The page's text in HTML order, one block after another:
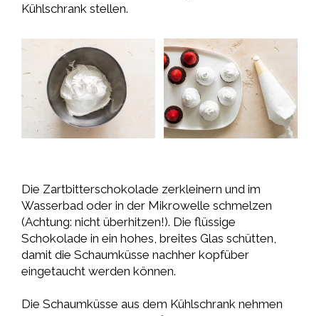
Kühlschrank stellen.
Die Zartbitterschokolade zerkleinern und im
Wasserbad oder in der Mikrowelle schmelzen
(Achtung: nicht überhitzen!). Die flüssige
Schokolade in ein hohes, breites Glas schütten,
damit die Schaumküsse nachher kopfüber
eingetaucht werden können.
Die Schaumküsse aus dem Kühlschrank nehmen